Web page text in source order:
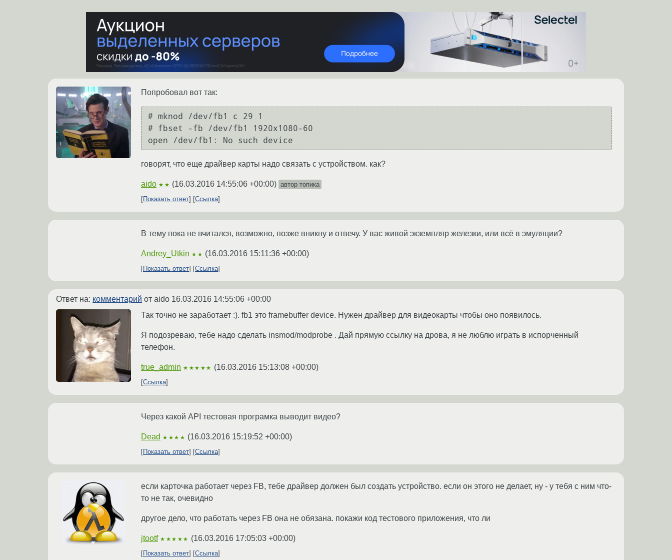
Попробовал вот так:
# mknod /dev/fb1 c 29 1
# fbset -fb /dev/fb1 1920x1080-60
open /dev/fb1: No such device
говорят, что еще драйвер карты надо связать с устройством. как?
aido ★★ (16.03.2016 14:55:06 +00:00) автор топика
Показать ответ
Ссылка
В тему пока не вчитался, возможно, позже вникну и отвечу. У вас живой экземпляр железки, или всё в эмуляции?
Andrey_Utkin ★★ (16.03.2016 15:11:36 +00:00)
Показать ответ Ссылка
Ответ на: комментарий от aido 16.03.2016 14:55:06 +00:00
Так точно не заработает :). fb1 это framebuffer device. Нужен драйвер для видеокарты чтобы оно появилось.
Я подозреваю, тебе надо сделать insmod/modprobe . Дай прямую ссылку на дрова, я не люблю играть в испорченный
телефон.
true_admin ★★★★★ (16.03.2016 15:13:08 +00:00)
Ссылка
Через какой API тестовая програмка выводит видео?
Dead ★★★★ (16.03.2016 15:19:52 +00:00)
Показать ответ Ссылка
если карточка работает через FB, тебе драйвер должен был создать устройство. если он этого не делает, ну - у тебя с ним что-
то не так, очевидно
другое дело, что работать через FB она не обязана. покажи код тестового приложения, что ли
jtootf ★★★★★ (16.03.2016 17:05:03 +00:00)
Показать ответ Ссылка